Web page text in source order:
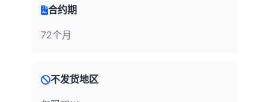
合约期
72个月
不发货地区